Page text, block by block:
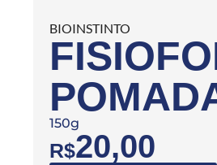
BIOINSTINTO
150g
R$20,00